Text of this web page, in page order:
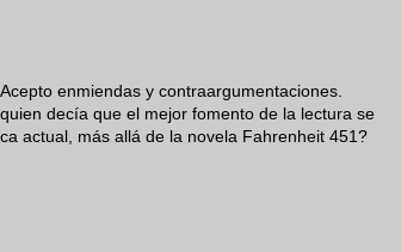
enmiendas y contraargumentaciones.
decía que el mejor fomento de la lectura se
actual, más allá de la novela Fahrenheit 451?